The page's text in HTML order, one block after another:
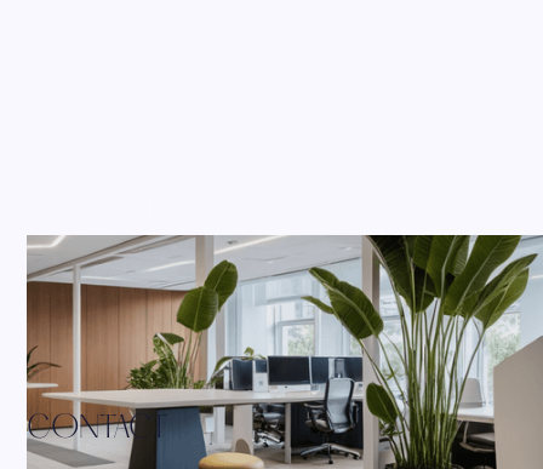
CONTACT